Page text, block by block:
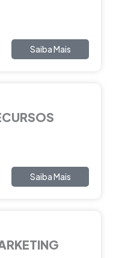
Saiba Mais
Saiba Mais